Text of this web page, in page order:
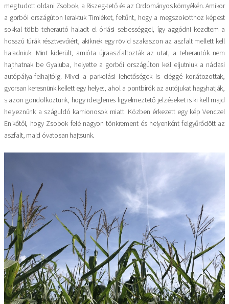
meg tudott oldani Zsobok, a Riszeg-tető és az Ordományos környékén. Amikor
a gorbói országúton leraktuk Timiéket, feltűnt, hogy a megszokotthoz képest
sokkal több teherautó haladt el óriási sebességgel, így aggódni kezdtem a
hosszú túrák résztvevőiért, akiknek egy rövid szakaszon az aszfalt mellett kell
haladniuk. Mint kiderült, amióta újraaszfaltozták az utat, a teherautók nem
hajthatnak be Gyaluba, helyette a gorbói országúton kell eljutniuk a nádasi
autópálya-felhajtóig. Mivel a parkolási lehetőségek is eléggé korlátozottak,
gyorsan keresnünk kel­lett egy helyet, ahol a pontbírók az autójukat hagyhatják,
s azon gondolkoztunk, hogy ideiglenes figyelmeztető jelzéseket is ki kell majd
helyeznünk a száguldó kamionosok miatt. Közben érkezett egy kép Venczel
Enikőtől, hogy Zsobok felé nagyon tönkrement és helyenként felgyűrődött az
aszfalt, majd óvatosan hajtsunk.